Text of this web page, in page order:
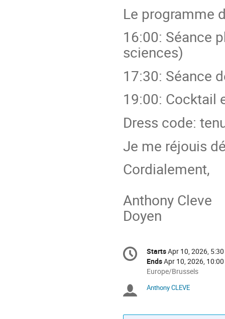
Le programme
16:00: Séance
sciences)
17:30: Séance
19:00: Cocktail
Dress code:
Je me réjouis
Cordialement,
Anthony Cleve
Doyen
Conference
information
Date/Time
StartsApr 10, 2026,
EndsApr 10, 2026,
All
are
Europe/Brussels
Chairpersons
Anthony CLEVE